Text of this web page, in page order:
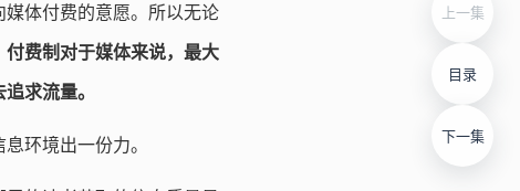
上一集
目录
下一集
体付费的意愿。所以无论
付费制对于媒体来说，最大
求流量。
环境出一份力。